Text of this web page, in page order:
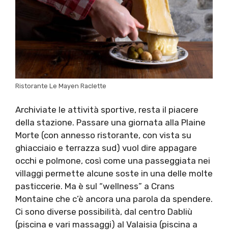
Ristorante Le Mayen Raclette
Archiviate le attività sportive, resta il piacere
della stazione. Passare una giornata alla Plaine
Morte (con annesso ristorante, con vista su
ghiacciaio e terrazza sud) vuol dire appagare
occhi e polmone, così come una passeggiata nei
villaggi permette alcune soste in una delle molte
pasticcerie. Ma è sul “wellness” a Crans
Montaine che c’è ancora una parola da spendere.
Ci sono diverse possibilità, dal centro Dabliù
(piscina e vari massaggi) al Valaisia (piscina a